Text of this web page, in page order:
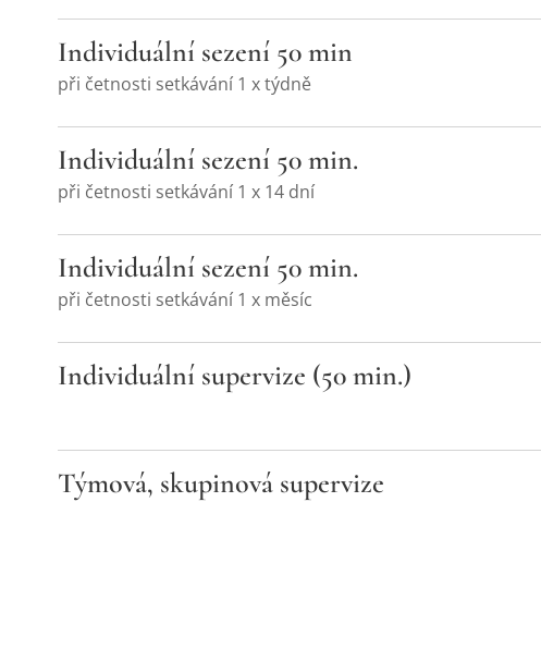
Individuální sezení 50 min
při četnosti setkávání 1 x týdně
Individuální sezení 50 min.
při četnosti setkávání 1 x 14 dní
Individuální sezení 50 min.
při četnosti setkávání 1 x měsíc
Individuální supervize (50 min.)
Týmová, skupinová supervize